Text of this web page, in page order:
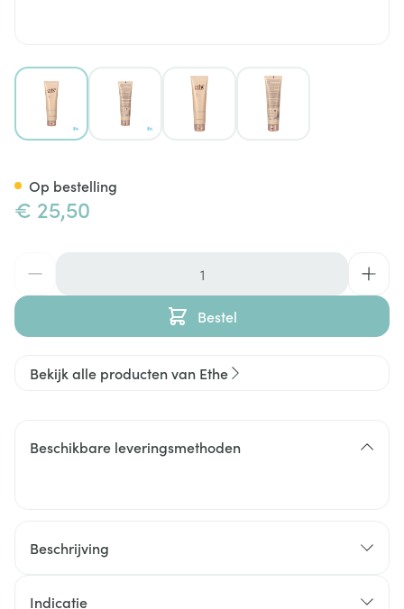
View larger imageView larger imageView larger imageView larger image
€ 25,50
Bestel
Op bestelling
Bekijk alle producten van Ethe
Beschikbare leveringsmethoden
Beschrijving
Indicatie